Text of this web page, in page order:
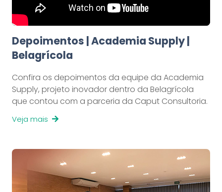
Depoimentos | Academia Supply |
Belagrícola
Confira os depoimentos da equipe da Academia
Supply, projeto inovador dentro da Belagrícola
que contou com a parceria da Caput Consultoria.
Veja mais